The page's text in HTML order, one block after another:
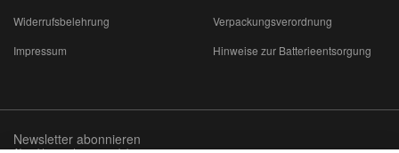
Widerrufsbelehrung
Impressum
Verpackungsverordnung
Hinweise zur Batterieentsorgung
Newsletter abonnieren